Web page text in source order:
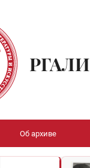
РГАЛИ
Об архиве